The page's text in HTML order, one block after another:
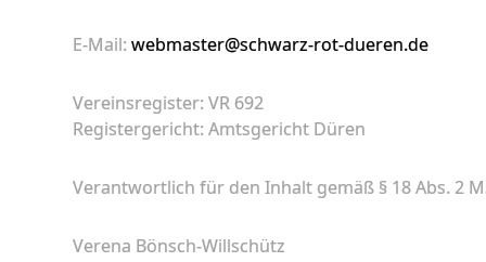
E-Mail:webmaster@schwarz-rot-dueren.de
Vereinsregister: VR 692
Registergericht: Amtsgericht Düren
Verantwortlich für den Inhalt gemäß § 18 Abs. 2
Verena Bönsch-Willschütz